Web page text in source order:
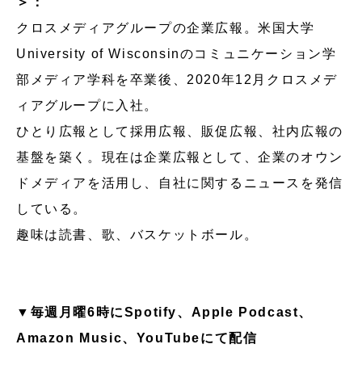
クロスメディアグループの企業広報。米国大学
University of Wisconsinのコミュニケーション学
部メディア学科を卒業後、2020年12月クロスメデ
ィアグループに入社。
ひとり広報として採用広報、販促広報、社内広報の
基盤を築く。現在は企業広報として、企業のオウン
ドメディアを活用し、自社に関するニュースを発信
している。
趣味は読書、歌、バスケットボール。
▼毎週月曜6時にSpotify、Apple Podcast、
Amazon Music、YouTubeにて配信